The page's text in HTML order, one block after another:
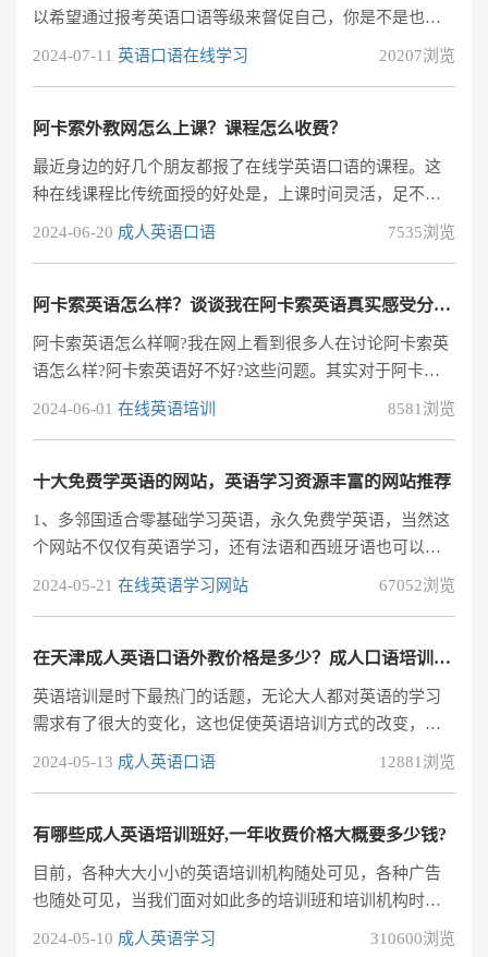
以希望通过报考英语口语等级来督促自己，你是不是也这
样？报考英语口语等级考试可以证明你的口语能力，在未
2024-07-11 英语口语在线学习 20207浏览
阿卡索外教网怎么上课？课程怎么收费？
最近身边的好几个朋友都报了在线学英语口语的课程。这
种在线课程比传统面授的好处是，上课时间灵活，足不出
户便可与国际一线教师进行交流学习。看他们在线英语学
课程收费怎么样呢？
2024-06-20 成人英语口语 7535浏览
阿卡索英语怎么样？谈谈我在阿卡索英语真实感受分享！
阿卡索英语怎么样啊?我在网上看到很多人在讨论阿卡索英
语怎么样?阿卡索英语好不好?这些问题。其实对于阿卡索
英语，我也想分享一下我的看法和感受，今天也在这里说
十分热情的接待我，为了介绍阿卡索的情况，渐渐的被他
2024-06-01 在线英语培训 8581浏览
十大免费学英语的网站，英语学习资源丰富的网站推荐
1、多邻国适合零基础学习英语，永久免费学英语，当然这
个网站不仅仅有英语学习，还有法语和西班牙语也可以学
习，总之具有完善的学习体系，是一个良心网站。2、
以选择，刚开始听可以选择慢速的听力材料，然后再慢慢
2024-05-21 在线英语学习网站 67052浏览
在天津成人英语口语外教价格是多少？成人口语培训哪家好？
英语培训是时下最热门的话题，无论大人都对英语的学习
需求有了很大的变化，这也促使英语培训方式的改变，在
天津英语口语外教培训的教学就是现下最流行的英语口培
语外教价格是多少？ 天津英语口语外教和中教的价格分别
2024-05-13 成人英语口语 12881浏览
有哪些成人英语培训班好,一年收费价格大概要多少钱?
目前，各种大大小小的英语培训机构随处可见，各种广告
也随处可见，当我们面对如此多的培训班和培训机构时，
应该如何选择，才是最适合你自己的呢?有哪些成人英语培
2024-05-10 成人英语学习 310600浏览